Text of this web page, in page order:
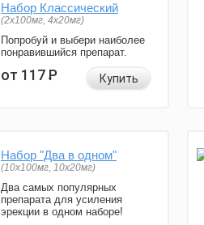
Набор Классический
(2x100мг, 4x20мг)
Попробуй и выбери наиболее
понравившийся препарат.
от 117Р Купить
Набор "Два в одном"
(10x100мг, 10x20мг)
Два самых популярных
препарата для усиления
эрекции в одном наборе!